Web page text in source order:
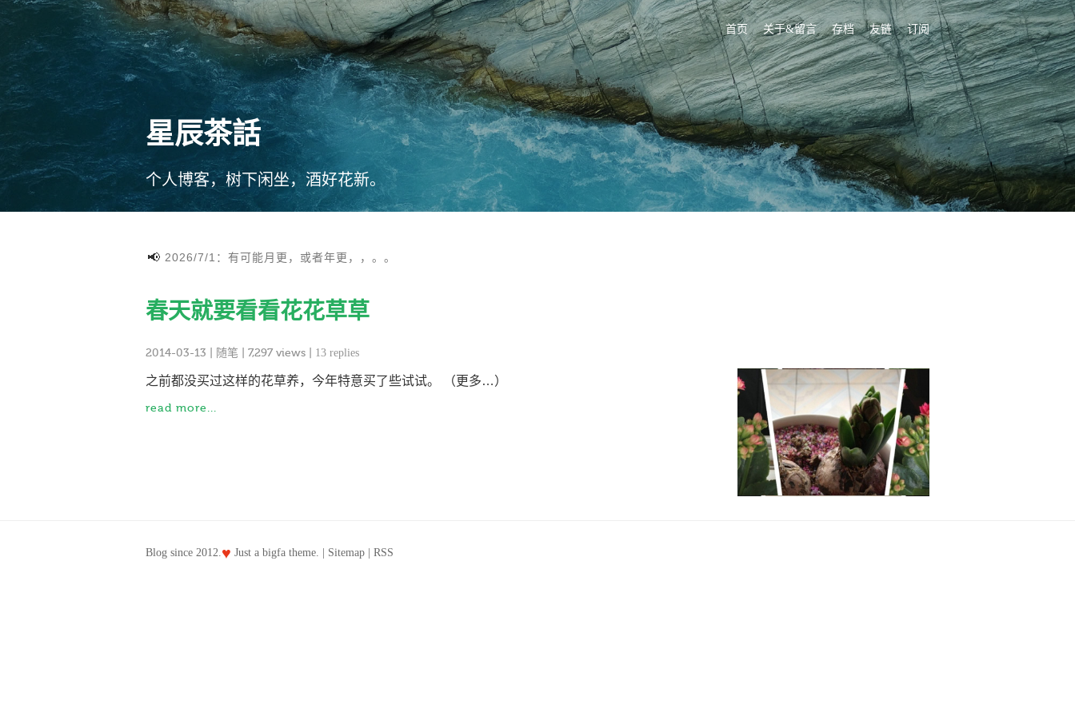
首页 关于&留言 存档 友链 订阅
星辰茶話
个人博客，树下闲坐，酒好花新。
2026/7/1：有可能月更，或者年更，，。。
春天就要看看花花草草
2014-03-13 随笔 | 7,297 views | 13 replies
之前都没买过这样的花草养，今年特意买了些试试。 （更多…）
read more...
Blog since 2012.♥ Just a bigfa theme. | Sitemap RSS